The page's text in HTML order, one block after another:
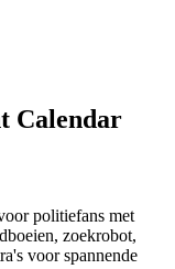
Calendar
politiefans met
zoekrobot,
voor spannende